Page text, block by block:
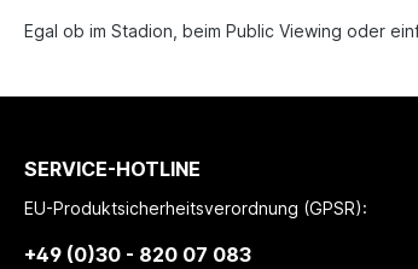
Egal ob im Stadion, beim Public Viewing oder
SERVICE-HOTLINE
EU-Produktsicherheitsverordnung (GPSR):
+49 (0)30 - 820 07 083